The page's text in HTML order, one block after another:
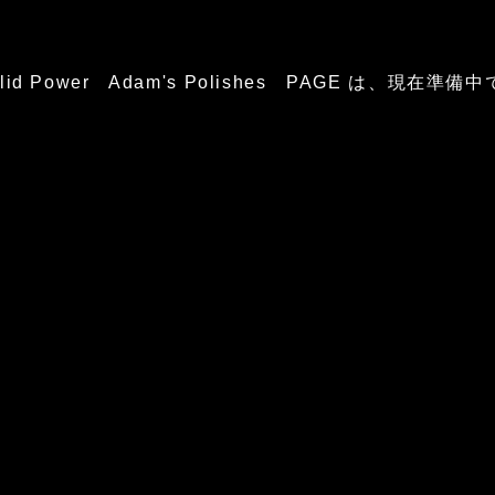
Power Adam's Polishes PAGE は、現在準備中